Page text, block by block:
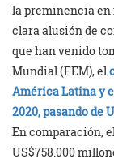
la preminencia
clara alusión de
que han venido
Mundial (FEM), el
América Latina y
2020, pasando de
En comparación,
US$758.000